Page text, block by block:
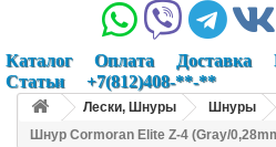
Каталог Оплата Доставка
Статьи
+7(812)408-**-**
Лески, Шнуры Шнуры
Шнур Cormoran Elite Z-4 (Gray/